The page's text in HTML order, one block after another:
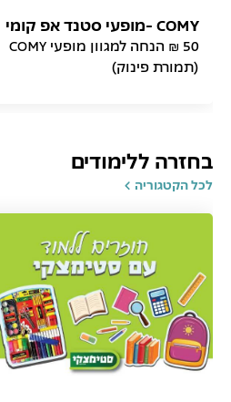
COMY -מופעי סטנד אפ קומי
50 ₪ הנחה למגוון מופעי COMY
(תמורת פינוק)
בחזרה ללימודים
לכל הקטגוריה